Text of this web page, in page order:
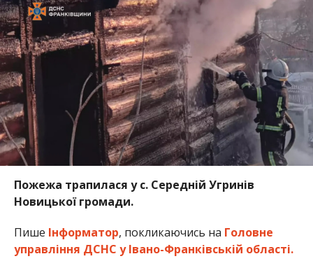
Пожежа трапилася у с. Середній Угринів
Новицької громади.
Пише Інформатор, покликаючись на Головне
управління ДСНС у Івано-Франківській області.